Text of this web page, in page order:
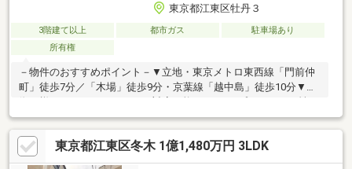
東京都江東区牡丹３
3階建て以上 都市ガス
駐車場あり
所有権
－物件のおすすめポイント－▼立地・東京メトロ東西線「門前仲
町」徒歩7分／「木場」徒歩9分・京葉線「越中島」徒歩10分▼特
徴・様々なライフスタイルに対応可能な4LDK・プライバシー性を
高める2階リビング設計・1階洋室は多用途に活用可能な独立配
置・トイレ2カ所設置で来客時も気兼ねなく利用可能・各洋室にク
ローゼットを設置・シャッター付き車庫あり(車種による)▼周辺
環境・ファミリーマート牡丹三丁目店 約70m（徒歩1分）※建物面
東京都江東区冬木 1億1,480万円 3LDK